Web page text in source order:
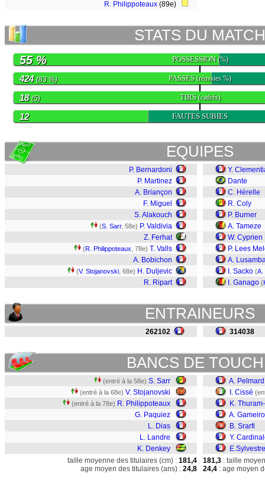
R. Philippoteaux (89e)
STATS DU MATCH
POSSESSION(%)
55 %
PASSES(réussies %)
424 (83 %)
TIRS(cadrés)
18(5)
FAUTES SUBIES
12
EQUIPES
P. Bernardoni
P. Martinez
A. Briançon
F. Miguel
S. Alakouch
(S. Sarr, 58e) P. Valdivia
Z. Ferhat
(R. Philippoteaux , 78e) T. Valls
A. Bobichon
(V. Stojanovski , 68e) H. Duljevic
R. Ripart
Y.
Dante
C. Hérelle
R. Coly
P. Burner
A. Tameze
W. Cyprien
P. Lees
A.
I. Sacko (A.
I. Ganago (
ENTRAINEURS
262102 314038
BANCS DE
(entré à la 58e) S. Sarr
(entré à la 68e) V. Stojanovski
(entré à la 78e) R. Philippoteaux
G. Paquiez
L. Dias
L. Landre
K. Denkey
A. Pelmard
I. Cissé
K.
A. Gameiro
B. Srarfi
Y.
E.Sylvestre
taille moyenne des titulaires (cm) : 181,4
age moyen des titulaires (ans) : 24,8
181,3 : taille
24,4 : age moyen